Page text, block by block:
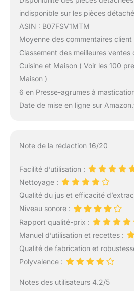
indisponible sur les pièces
ASIN : B07FSV1MTM
Moyenne des commentaires
Classement des meilleures ventes
Cuisine et Maison ( Voir les 100
Maison )
6 en Presse-agrumes à
Date de mise en ligne sur
Note de la rédaction 16/20
Facilité d’utilisation :
Nettoyage :
Qualité du jus et efficacité
Niveau sonore :
Rapport qualité-prix :
Manuel d’utilisation et recettes :
Qualité de fabrication et
Polyvalence :
Notes des utilisateurs 4.2/5